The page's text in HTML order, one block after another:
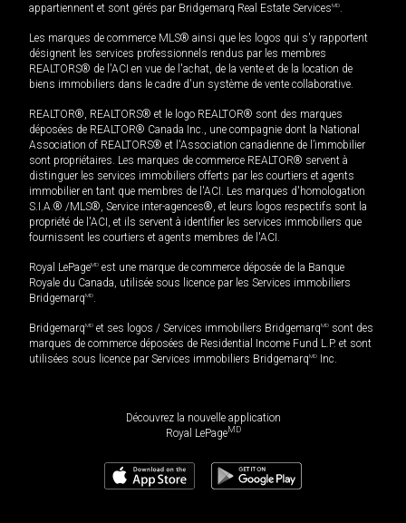
appartiennent et sont gérés par Bridgemarq Real Estate ServicesMD.
Les marques de commerce MLS® ainsi que les logos qui s'y rapportent
désignent les services professionnels rendus par les membres
REALTORS® de l'ACI en vue de l'achat, de la vente et de la location de
biens immobiliers dans le cadre d'un système de vente collaborative.
REALTOR®, REALTORS® et le logo REALTOR® sont des marques
déposées de REALTOR® Canada Inc., une compagnie dont la National
Association of REALTORS® et l'Association canadienne de l’immobilier
sont propriétaires. Les marques de commerce REALTOR® servent à
distinguer les services immobiliers offerts par les courtiers et agents
immobilier en tant que membres de l'ACI. Les marques d'homologation
S.I.A.® /MLS®, Service inter-agences®, et leurs logos respectifs sont la
propriété de l'ACI, et ils servent à identifier les services immobiliers que
fournissent les courtiers et agents membres de l'ACI.
Royal LePageMD est une marque de commerce déposée de la Banque
Royale du Canada, utilisée sous licence par les Services immobiliers
BridgemarqMD.
BridgemarqMD et ses logos / Services immobiliers BridgemarqMD sont des
marques de commerce déposées de Residential Income Fund L.P. et sont
utilisées sous licence par Services immobiliers BridgemarqMD Inc.
Découvrez la nouvelle application
Royal LePageMD